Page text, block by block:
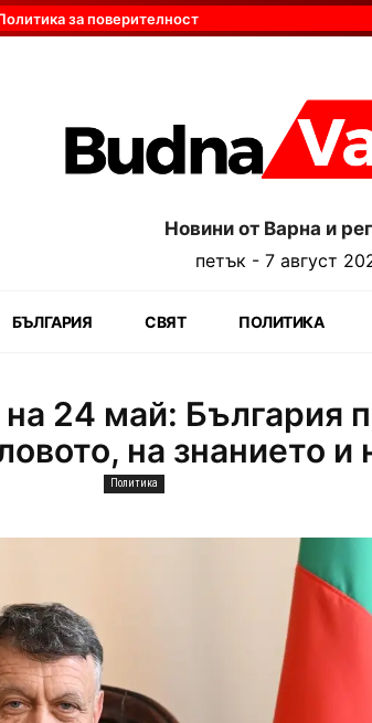
за поверителност
Новини от Варна и
петък - 7 август
БЪЛГАРИЯ СВЯТ ПОЛИТИКА
24 май: България
на знанието и
Политика